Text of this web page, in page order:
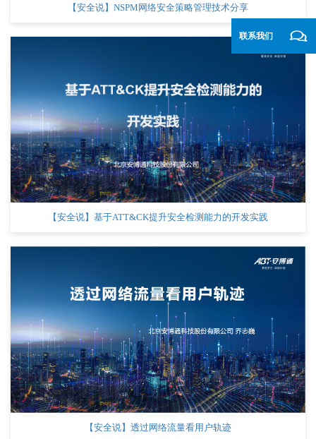
【安全说】NSPM网络安全策略管理技术分享
【安全说】基于ATT&CK提升安全检测能力的开发实践
【安全说】透过网络流量看用户轨迹
联系我们